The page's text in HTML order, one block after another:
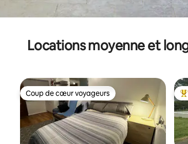
Locations moyenne et
Coup de cœur voyageurs
Coup de cœur voyageurs